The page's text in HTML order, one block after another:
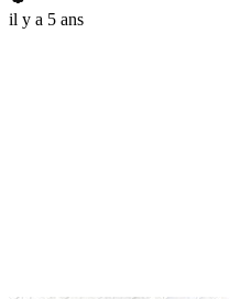
il y a 5 ans